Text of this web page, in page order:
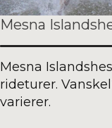
Mesna
Mesna
rideturer.
varierer.